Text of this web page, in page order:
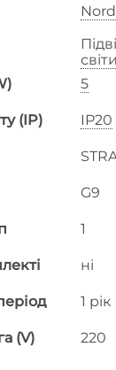
5
(IP) IP20
G9
1
ні
1 рік
(V) 220